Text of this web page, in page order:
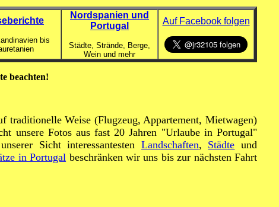
bis
Nordspanien und
Portugal
Städte, Strände, Berge,
Wein und mehr
Auf Facebook folgen
beachten!
traditionelle Weise (Flugzeug, Appartement, Mietwagen)
unsere Fotos aus fast 20 Jahren "Urlaube in Portugal"
Sicht interessantesten Landschaften, Städte und
in Portugal beschränken wir uns bis zur nächsten Fahrt